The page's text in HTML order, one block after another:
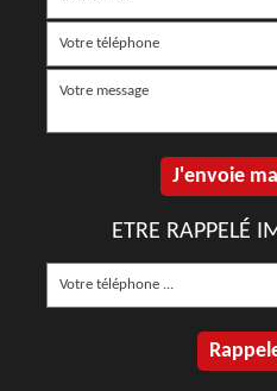
ETRE RAPPELÉ